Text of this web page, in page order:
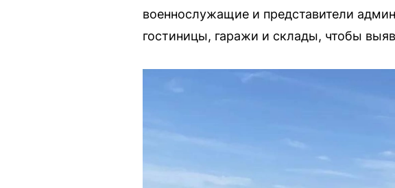
военнослужащие и представители
гостиницы, гаражи и склады, чтобы